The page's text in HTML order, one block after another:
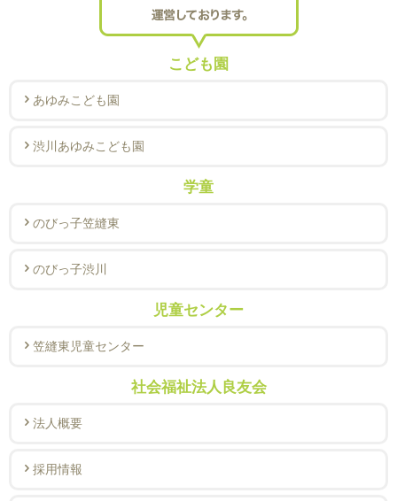
こども園
あゆみこども園
渋川あゆみこども園
学童
のびっ子笠縫東
のびっ子渋川
児童センター
笠縫東児童センター
社会福祉法人良友会
法人概要
採用情報